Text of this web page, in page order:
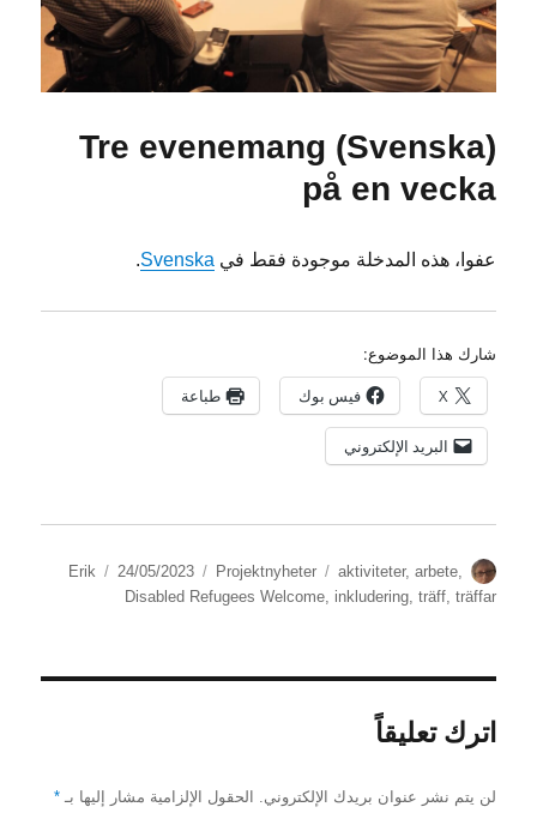
(Svenska) Tre evenemang
på en vecka
عفوا، هذه المدخلة موجودة فقط في Svenska
.
شارك هذا الموضوع:
X فيس بوك طباعة
البريد الإلكتروني
الكاتب Erik
نُشرت 24/05/2023
التصنيفات Projektnyheter
الوسوم aktiviteter, arbete,
Disabled Refugees Welcome, inkludering, träff, träffar
اترك تعليقاً
لن يتم نشر عنوان بريدك الإلكتروني. الحقول الإلزامية مشار إليها بـ*